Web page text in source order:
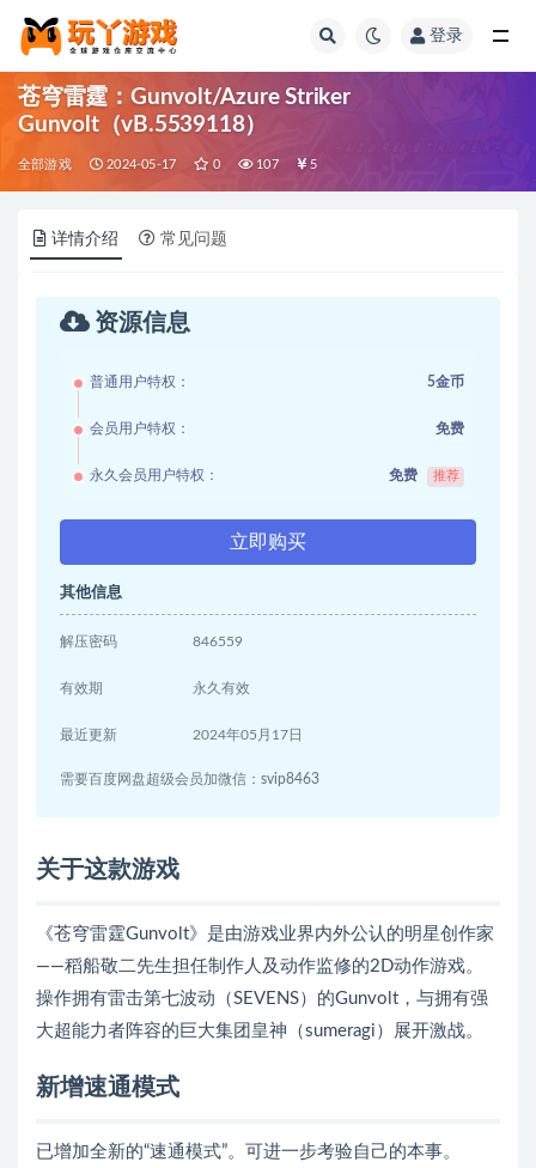
登录
苍穹雷霆：Gunvolt/Azure Striker
Gunvolt（vB.5539118）
全部游戏 2024-05-17 0 107 5
详情介绍 常见问题
资源信息
普通用户特权： 5金币
会员用户特权： 免费
永久会员用户特权： 免费 推荐
立即购买
其他信息
解压密码 846559
有效期 永久有效
最近更新 2024年05月17日
需要百度网盘超级会员加微信：svip8463
关于这款游戏
《苍穹雷霆Gunvolt》是由游戏业界内外公认的明星创作家
——稻船敬二先生担任制作人及动作监修的2D动作游戏。
操作拥有雷击第七波动（SEVENS）的Gunvolt，与拥有强
大超能力者阵容的巨大集团皇神（sumeragi）展开激战。
新增速通模式
已增加全新的“速通模式”。可进一步考验自己的本事。